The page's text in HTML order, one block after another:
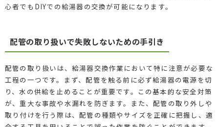
心者でもDIYでの給湯器の交換が可能になります。
配管の取り扱いで失敗しないための手引き
配管の取り扱いは、給湯器交換作業において特に注意が必要な
工程の一つです。まず、配管を触る前に必ず給湯器の電源を切
り、水の供給を止めることが重要です。この基本的な安全対策
が、重大な事故や水漏れを防ぎます。また、配管の取り外しや
取り付けを行う際は、配管の種類やサイズを正確に把握し、適